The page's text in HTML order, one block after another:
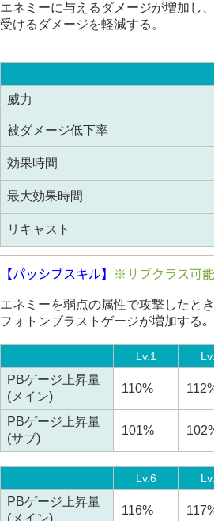
エネミーに与えるダメージが増加し、
受けるダメージを軽減する。
威力
被ダメージ低下率
効果時間
最大効果時間
リキャスト
【パッシブスキル】 ※サブクラス可能
エネミーを弱点の属性で攻撃したとき
フォトンブラストゲージが増加する｡
Lv.1 Lv.2
PBゲージ上昇量
(メイン)
110% 112%
PBゲージ上昇量
(サブ)
101% 102%
Lv.6 Lv.7
PBゲージ上昇量
116% 117%